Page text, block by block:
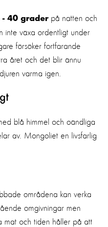
- 40 graderpå natten och
inte växa ordentligt under
försöker fortfarande
året och det blir ännu
varma igen.
blå himmel och oändliga
av. Mongoliet en livsfarlig
områdena kan verka
omgivningar men
mat och tiden håller på att